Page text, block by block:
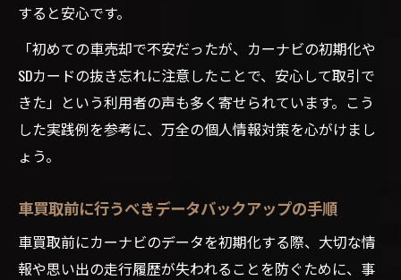
すると安心です。
「初めての車売却で不安だったが、カーナビの初期化や
SDカードの抜き忘れに注意したことで、安心して取引で
きた」という利用者の声も多く寄せられています。こう
した実践例を参考に、万全の個人情報対策を心がけまし
ょう。
車買取前に行うべきデータバックアップの手順
車買取前にカーナビのデータを初期化する際、大切な情
報や思い出の走行履歴が失われることを防ぐために、事